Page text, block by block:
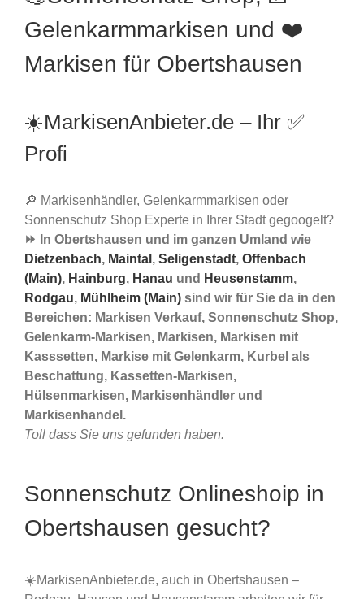
Gelenkarmmarkisen und ❤️
Markisen für Obertshausen
☀️MarkisenAnbieter.de – Ihr ✅
Profi
🔎 Markisenhändler, Gelenkarmmarkisen oder
Sonnenschutz Shop Experte in Ihrer Stadt gegoogelt?
⏩ In Obertshausen und im ganzen Umland wie
Dietzenbach, Maintal , Seligenstadt, Offenbach
(Main), Hainburg, Hanau und Heusenstamm,
Rodgau, Mühlheim (Main) sind wir für Sie da in den
Bereichen: Markisen Verkauf, Sonnenschutz Shop,
Gelenkarm-Markisen, Markisen, Markisen mit
Kasssetten, Markise mit Gelenkarm, Kurbel als
Beschattung, Kassetten-Markisen,
Hülsenmarkisen, Markisenhändler und
Markisenhandel.
Toll dass Sie uns gefunden haben.
Sonnenschutz Onlineshoip in
Obertshausen gesucht?
☀️MarkisenAnbieter.de, auch in Obertshausen –